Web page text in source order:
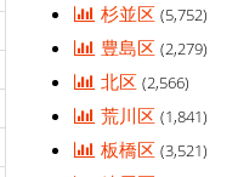
杉並区(5,752)
豊島区(2,279)
北区(2,566)
荒川区(1,841)
板橋区(3,521)